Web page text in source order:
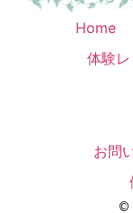
Home
体験
お問
©